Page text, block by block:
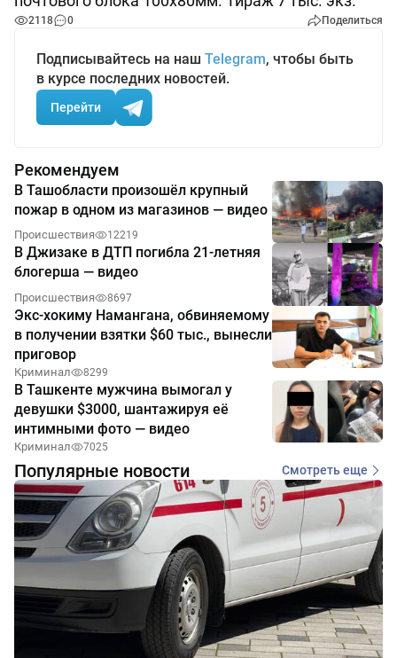
2118 0 Поделиться
Подписывайтесь на наш Telegram, чтобы быть
в курсе последних новостей.
Перейти
Рекомендуем
В Ташобласти произошёл крупный
пожар в одном из магазинов — видео
Происшествия 12219
В Джизаке в ДТП погибла 21-летняя
блогерша — видео
Происшествия 8697
Экс-хокиму Намангана, обвиняемому
в получении взятки $60 тыс., вынесли
приговор
Криминал 8299
В Ташкенте мужчина вымогал у
девушки $3000, шантажируя её
интимными фото — видео
Криминал 7025
Популярные новости Смотреть еще